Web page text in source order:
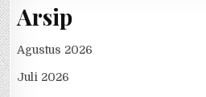
Arsip
Agustus 2026
Juli 2026